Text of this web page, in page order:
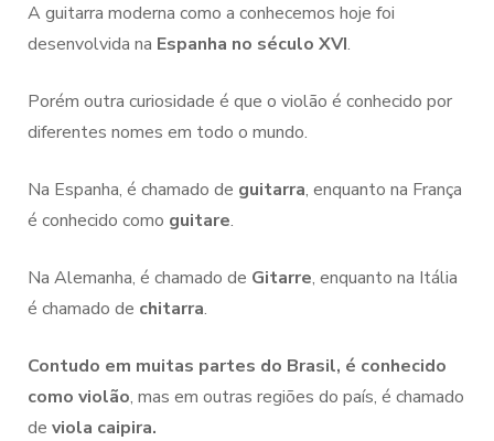
A guitarra moderna como a conhecemos hoje foi
desenvolvida na Espanha no século XVI.
Porém outra curiosidade é que o violão é conhecido por
diferentes nomes em todo o mundo.
Na Espanha, é chamado de guitarra, enquanto na França
é conhecido como guitare.
Na Alemanha, é chamado de Gitarre, enquanto na Itália
é chamado de chitarra.
Contudo em muitas partes do Brasil, é conhecido
como violão, mas em outras regiões do país, é chamado
de viola caipira.